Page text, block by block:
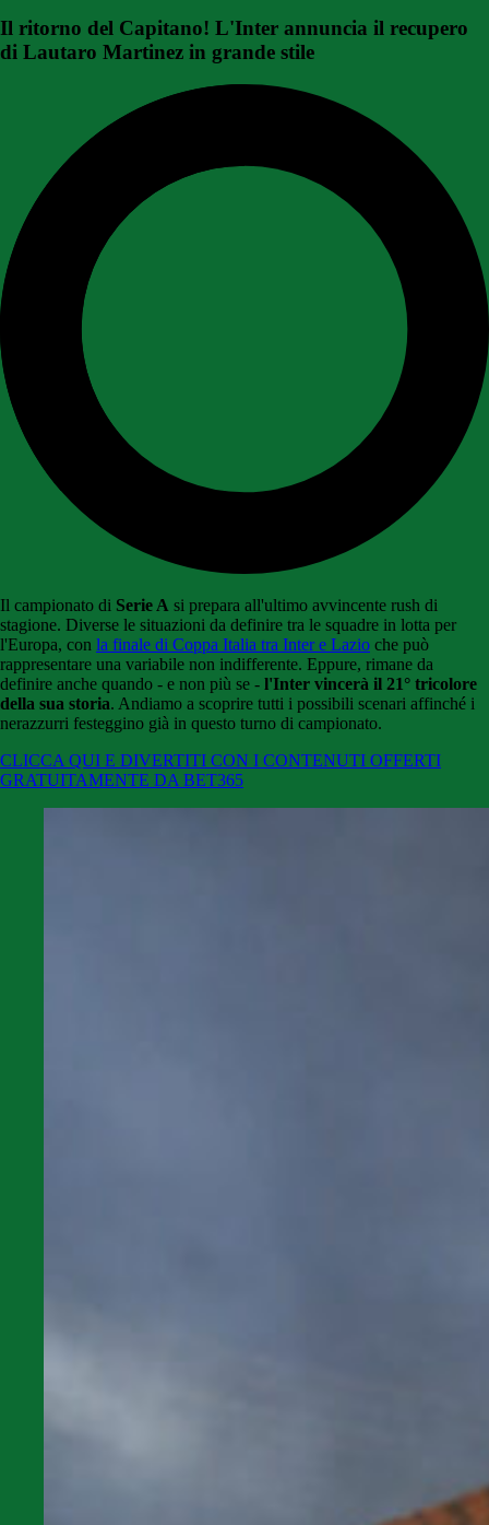
Il ritorno del Capitano! L'Inter annuncia il recupero
di Lautaro Martinez in grande stile
Il campionato di Serie A si prepara all'ultimo avvincente rush di
stagione. Diverse le situazioni da definire tra le squadre in lotta per
l'Europa, con la finale di Coppa Italia tra Inter e Lazio che può
rappresentare una variabile non indifferente. Eppure, rimane da
definire anche quando - e non più se - l'Inter vincerà il 21° tricolore
della sua storia. Andiamo a scoprire tutti i possibili scenari affinché i
nerazzurri festeggino già in questo turno di campionato.
CLICCA QUI E DIVERTITI CON I CONTENUTI OFFERTI
GRATUITAMENTE DA BET365